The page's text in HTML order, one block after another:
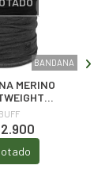
BANDANA
MERINO
BUFF